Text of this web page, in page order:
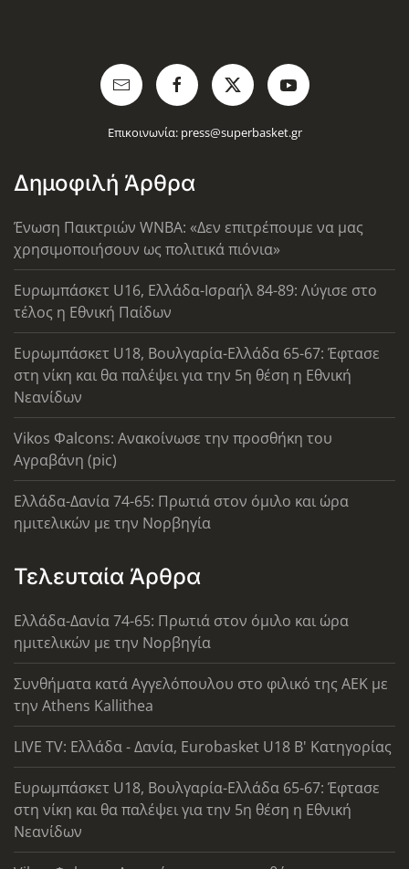
Επικοινωνία: press@superbasket.gr
Δημοφιλή Άρθρα
Ένωση Παικτριών WNBA: «Δεν επιτρέπουμε να μας
χρησιμοποιήσουν ως πολιτικά πιόνια»
Ευρωμπάσκετ U16, Ελλάδα-Ισραήλ 84-89: Λύγισε στο
τέλος η Εθνική Παίδων
Ευρωμπάσκετ U18, Βουλγαρία-Ελλάδα 65-67: Έφτασε
στη νίκη και θα παλέψει για την 5η θέση η Εθνική
Νεανίδων
Vikos Φalcons: Ανακοίνωσε την προσθήκη του
Αγραβάνη (pic)
Ελλάδα-Δανία 74-65: Πρωτιά στον όμιλο και ώρα
ημιτελικών με την Νορβηγία
Τελευταία Άρθρα
Ελλάδα-Δανία 74-65: Πρωτιά στον όμιλο και ώρα
ημιτελικών με την Νορβηγία
Συνθήματα κατά Αγγελόπουλου στο φιλικό της ΑΕΚ με
την Athens Kallithea
LIVE TV: Ελλάδα - Δανία, Eurobasket U18 Β' Κατηγορίας
Ευρωμπάσκετ U18, Βουλγαρία-Ελλάδα 65-67: Έφτασε
στη νίκη και θα παλέψει για την 5η θέση η Εθνική
Νεανίδων